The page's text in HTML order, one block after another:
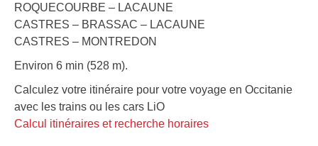
ROQUECOURBE – LACAUNE
CASTRES – BRASSAC – LACAUNE
CASTRES – MONTREDON
Environ 6 min (528 m).
Calculez votre itinéraire pour votre voyage en Occitanie
avec les trains ou les cars LiO
Calcul itinéraires et recherche horaires